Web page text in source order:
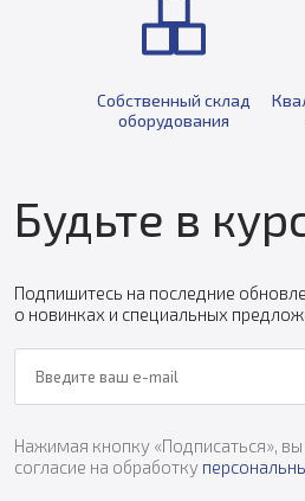
Собственный склад
оборудования
Будьте в
Подпишитесь на последние
о новинках и специальных
Нажимая кнопку «Подписаться»,
согласие на обработку